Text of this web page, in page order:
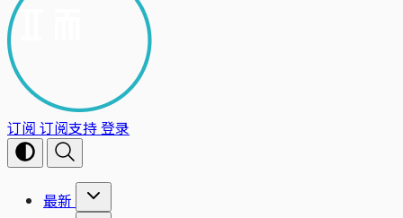
订阅 订阅支持登录
最新